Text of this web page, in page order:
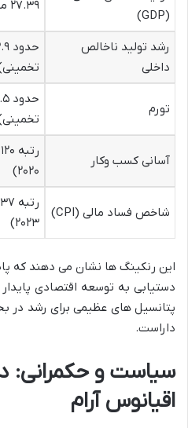
(GDP)
۲۷.۳۹ میلیارد دلار (۲۰۲۲)
رشد تولید ناخالص
داخلی
تورم
آسانی کسب وکار
۲۰۲۰)
شاخص فساد مالی (CPI)
۲۰۲۳)
این رنکینگ ها نشان می دهند که
دستیابی به توسعه اقتصادی
پتانسیل های عظیمی برای رشد در
داراست.
سیاست و حکمرانی:
اقیانوس آرام